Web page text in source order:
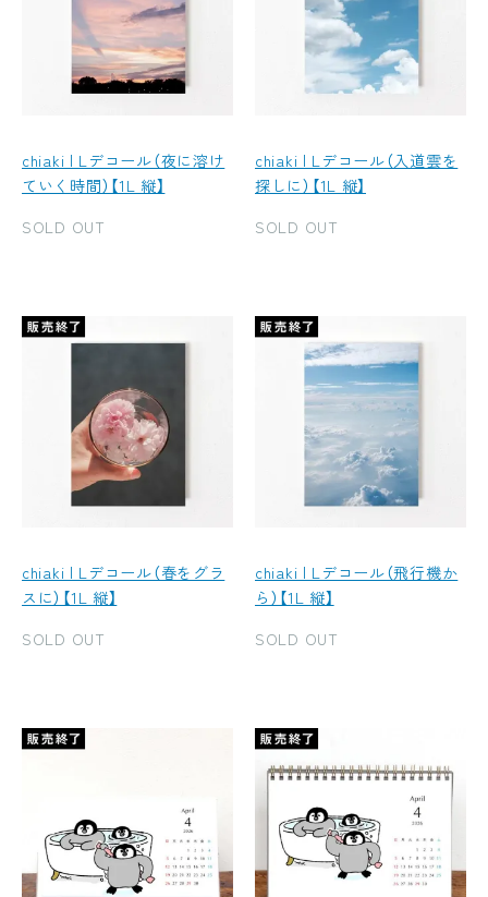
chiaki | Lデコール（夜に溶け
ていく時間）【1L 縦】
SOLD OUT
chiaki | Lデコール（入道雲を
探しに）【1L 縦】
SOLD OUT
chiaki | Lデコール（春をグラ
スに）【1L 縦】
SOLD OUT
chiaki | Lデコール（飛行機か
ら）【1L 縦】
SOLD OUT